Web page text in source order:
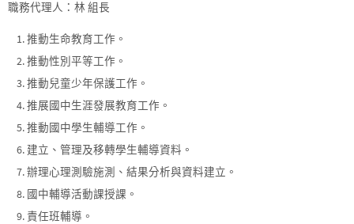
職務代理人：林 組長
推動生命教育工作。
推動性別平等工作。
推動兒童少年保護工作。
推展國中生涯發展教育工作。
推動國中學生輔導工作。
建立、管理及移轉學生輔導資料。
辦理心理測驗施測、結果分析與資料建立。
國中輔導活動課授課。
責任班輔導。